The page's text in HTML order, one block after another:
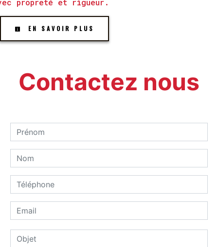
propreté et rigueur.
EN SAVOIR PLUS
Contactez nous